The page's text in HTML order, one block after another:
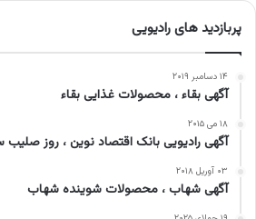
پربازدید های رادیویی
۱۴ دسامبر ۲۰۱۹
آگهی بقاء ، محصولات غذایی بقاء
۱۸ می ۲۰۱۵
آگهی رادیویی بانک اقتصاد نوین ، روز
۰۳ آوریل ۲۰۱۸
آگهی شهاب ، محصولات شوینده شهاب